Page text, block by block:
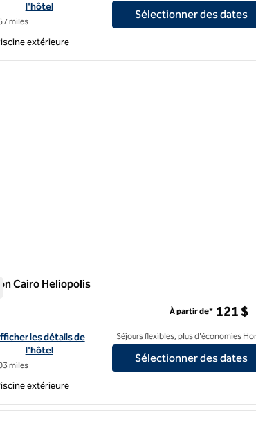
l'hôtel
miles
Sélectionner des dates
extérieure
Cairo Heliopolis
les détails de l'hôtel Hilton Cairo Heliopolis
les détails de
l'hôtel
miles
À partir de* 121 $
Séjours flexibles, plus d'économies
Sélectionner des dates
extérieure